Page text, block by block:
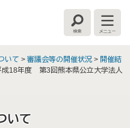
検
索
メ
ニ
ー
いて > 審議会等の開催状況 > 開催結
成18年度 第3回熊本県公立大学法人
いて